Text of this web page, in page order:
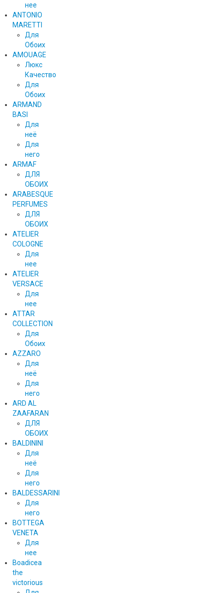
нее
ANTONIO
MARETTI
Для
Обоих
AMOUAGE
Люкс
Качество
Для
Обоих
ARMAND
BASI
Для
неё
Для
него
ARMAF
ДЛЯ
ОБОИХ
ARABESQUE
PERFUMES
ДЛЯ
ОБОИХ
ATELIER
COLOGNE
Для
нее
ATELIER
VERSACE
Для
нее
ATTAR
COLLECTION
Для
Обоих
AZZARO
Для
неё
Для
него
ARD AL
ZAAFARAN
ДЛЯ
ОБОИХ
BALDININI
Для
неё
Для
него
BALDESSARINI
Для
него
BOTTEGA
VENETA
Для
нее
Boadicea
the
victorious